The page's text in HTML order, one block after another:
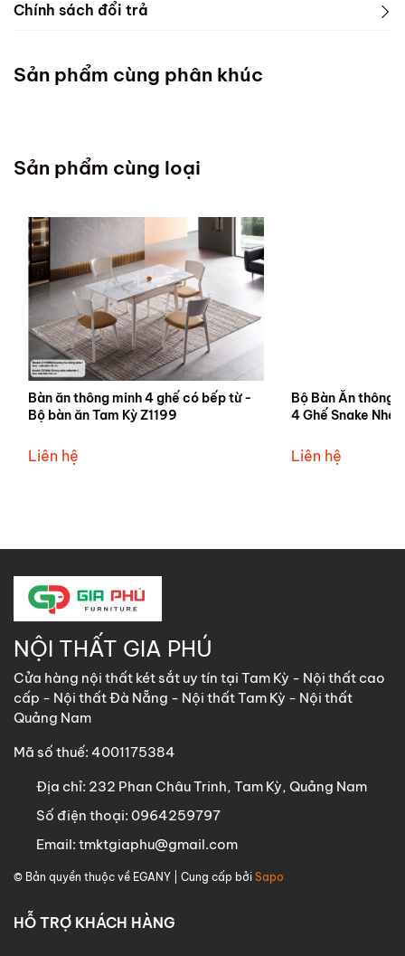
Chính sách đổi trả
Sản phẩm cùng phân khúc
Sản phẩm cùng loại
Bàn ăn thông minh 4 ghế có bếp từ -
Bộ bàn ăn Tam Kỳ Z1199
Liên hệ
Bộ Bàn Ăn thông
4 Ghế Snake
Liên hệ
NỘI THẤT GIA PHÚ
Cửa hàng nội thất két sắt uy tín tại Tam Kỳ - Nội thất cao
cấp - Nội thất Đà Nẵng - Nội thất Tam Kỳ - Nội thất
Quảng Nam
Mã số thuế: 4001175384
Địa chỉ: 232 Phan Châu Trinh, Tam Kỳ, Quảng Nam
Số điện thoại: 0964259797
Email: tmktgiaphu@gmail.com
© Bản quyền thuộc về EGANY | Cung cấp bởi Sapo
HỖ TRỢ KHÁCH HÀNG